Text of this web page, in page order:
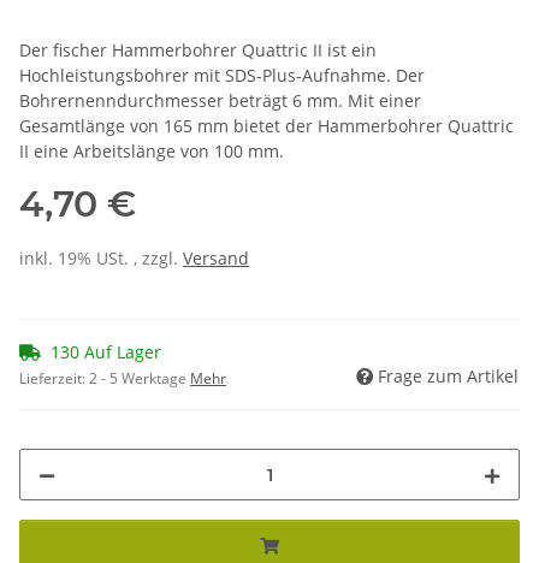
Der fischer Hammerbohrer Quattric II ist ein
Hochleistungsbohrer mit SDS-Plus-Aufnahme. Der
Bohrernenndurchmesser beträgt 6 mm. Mit einer
Gesamtlänge von 165 mm bietet der Hammerbohrer Quattric
II eine Arbeitslänge von 100 mm.
4,70 €
inkl. 19% USt. , zzgl. Versand
130 Auf Lager
Lieferzeit:2 - 5 Werktage Mehr Frage zum Artikel